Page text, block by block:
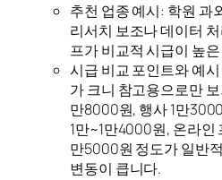
추천 업종 예시: 학원
리서치 보조나 데이터
프가 비교적 시급이 높
시급 비교 포인트와 예
가 크니 참고용으로만
만8000원, 행사 1만
1만~1만4000원, 온라인
만5000원 정도가 일반
변동이 큽니다.